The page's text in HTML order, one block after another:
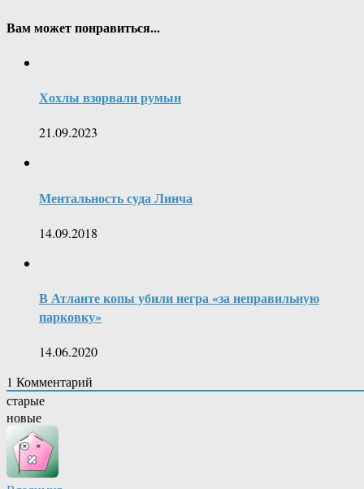
Вам может понравиться...
Хохлы взорвали румын
21.09.2023
Ментальность суда Линча
14.09.2018
В Атланте копы убили негра «за неправильную
парковку»
14.06.2020
1 Комментарий
старые
новые